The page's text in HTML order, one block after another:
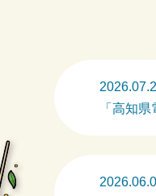
「高知